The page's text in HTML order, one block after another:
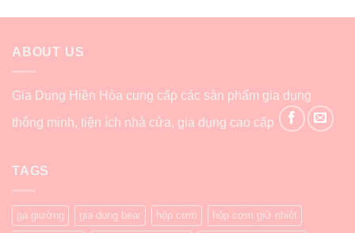
ABOUT US
Gia Dụng Hiền Hòa cung cấp các sản phẩm gia dụng
thông minh, tiện ích nhà cửa, gia dụng cao cấp
TAGS
ga giường gia dụng bear hộp cơm hộp cơm giữ nhiệt